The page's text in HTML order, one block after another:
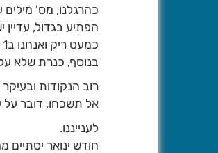
כהרגלנו, מס'
הפתיע בגדול,
כמעט ריק ואנחנו ב1 בינואר (מחר כבר יולבן).
בנוסף, כנרת שלא
רוב הנקודות
אל תשכחו, דובר על
לענייננו.
חודש ינואר יסתיים